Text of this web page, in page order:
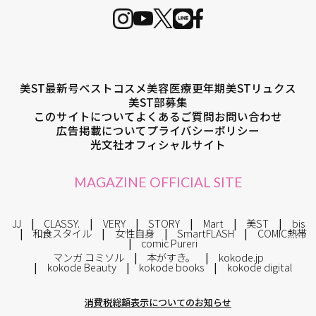
美ST最新号ベストコスメ美容医療更年期美STリュクス
美ST部募集
このサイトについてよくあるご質問お問い合わせ
広告掲載についてプライバシーポリシー
光文社オフィシャルサイト
MAGAZINE OFFICIAL SITE
JJ CLASSY. VERY STORY Mart 美ST bis
和食スタイル 女性自身 SmartFLASH COMIC熱帯
comic Pureri
マンガ コミソル
本がすき。 kokode.jp
kokode Beauty kokode books kokode digital
消費税総額表示についてのお知らせ